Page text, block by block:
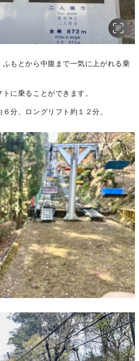
もとから中腹まで一気に上がれる乗
に乗ることができます。
分、ロングリフト約１２分。